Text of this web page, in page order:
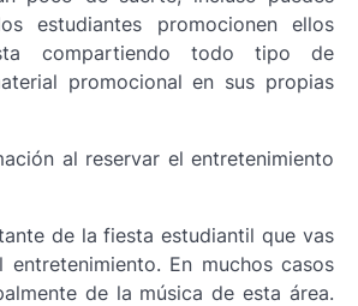
estudiantes promocionen ellos
compartiendo todo tipo de
promocional en sus propias
al reservar el entretenimiento
de la fiesta estudiantil que vas
En muchos casos
de la música de esta área.